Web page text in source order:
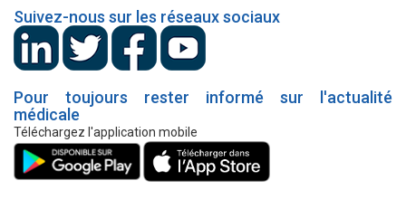
Suivez-nous sur les réseaux sociaux
Pour toujours rester informé sur l'actualité
médicale
Téléchargez l'application mobile